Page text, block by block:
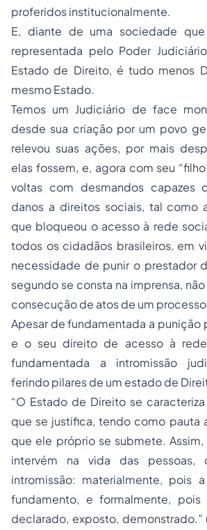
proferidos institucionalmente.
E, diante de uma sociedade
representada pelo Poder
Estado de Direito, é tudo menos
mesmo Estado.
Temos um Judiciário de face
desde sua criação por um povo
relevou suas ações, por mais
elas fossem, e, agora com seu
voltas com desmandos capazes
danos a direitos sociais, tal como
que bloqueou o acesso à rede
todos os cidadãos brasileiros, em
necessidade de punir o prestador
segundo se consta na imprensa,
consecução de atos de um
Apesar de fundamentada a punição
e o seu direito de acesso à
fundamentada a intromissão
ferindo pilares de um estado de
“O Estado de Direito se
que se justifica, tendo como pauta
que ele próprio se submete.
intervém na vida das pessoas,
intromissão: materialmente, pois
fundamento, e formalmente,
declarado, exposto, demonstrado.”